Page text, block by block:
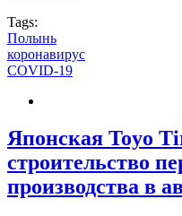
Tags:
Полынь
коронавирус
COVID-19
Японская Toyo
строительство
производства в